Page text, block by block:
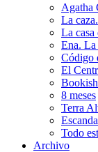
Agatha
La
La
Ena.
Código
El
Bookish
8 meses
Terra
Todo
Archivo